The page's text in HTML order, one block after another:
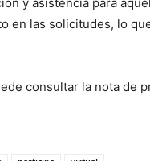
en las solicitudes, lo
consultar la nota de